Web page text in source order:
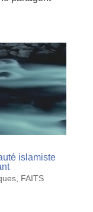
islamiste
, FAITS